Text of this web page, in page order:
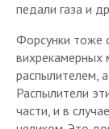
педали газа и
Форсунки тоже
распылителем,
Распылители
части, и в